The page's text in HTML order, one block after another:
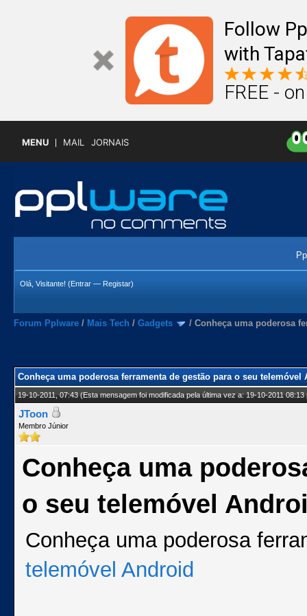
Follow
with
FREE -
MENU MAIL JORNAIS
Olá, Visitante! (Entrar — Registar)
Forum Pplware / Mais Tech / Gadgets / Conheça uma poderosa
Conheça uma poderosa ferramenta de gestão para o seu telemóvel
19-10-2011, 07:43(Esta mensagem foi modificada pela última vez a: 19-10-2011
JToon
Membro Júnior
Conheça uma
o seu telemóvel
Conheça uma poderosa
telemóvel Android